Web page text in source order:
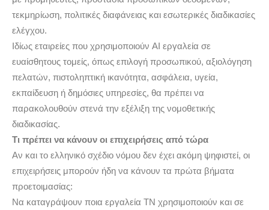
τεκμηρίωση, πολιτικές διαφάνειας και εσωτερικές διαδικασίες
ελέγχου.
Ιδίως εταιρείες που χρησιμοποιούν AI εργαλεία σε
ευαίσθητους τομείς, όπως επιλογή προσωπικού, αξιολόγηση
πελατών, πιστοληπτική ικανότητα, ασφάλεια, υγεία,
εκπαίδευση ή δημόσιες υπηρεσίες, θα πρέπει να
παρακολουθούν στενά την εξέλιξη της νομοθετικής
διαδικασίας.
Τι πρέπει να κάνουν οι επιχειρήσεις από τώρα
Αν και το ελληνικό σχέδιο νόμου δεν έχει ακόμη ψηφιστεί, οι
επιχειρήσεις μπορούν ήδη να κάνουν τα πρώτα βήματα
προετοιμασίας:
Να καταγράψουν ποια εργαλεία ΤΝ χρησιμοποιούν και σε